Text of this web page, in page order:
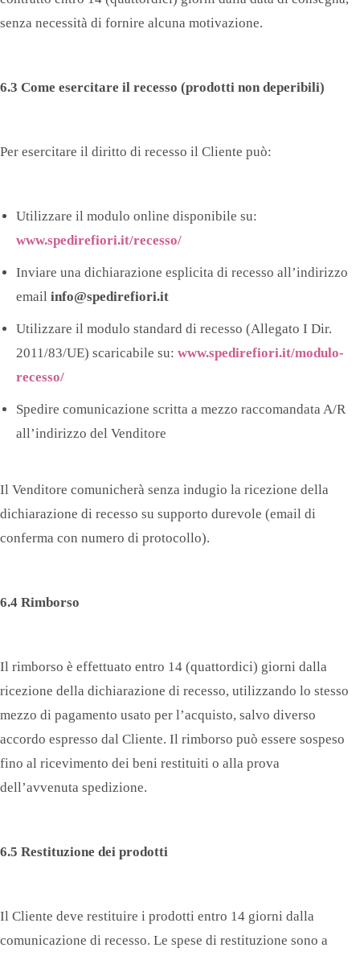
senza necessità di fornire alcuna motivazione.
6.3 Come esercitare il recesso (prodotti non deperibili)
Per esercitare il diritto di recesso il Cliente può:
Utilizzare il modulo online disponibile su:
www.spedirefiori.it/recesso/
Inviare una dichiarazione esplicita di recesso all’indirizzo
email info@spedirefiori.it
Utilizzare il modulo standard di recesso (Allegato I Dir.
2011/83/UE) scaricabile su: www.spedirefiori.it/modulo-
recesso/
Spedire comunicazione scritta a mezzo raccomandata A/R
all’indirizzo del Venditore
Il Venditore comunicherà senza indugio la ricezione della
dichiarazione di recesso su supporto durevole (email di
conferma con numero di protocollo).
6.4 Rimborso
Il rimborso è effettuato entro 14 (quattordici) giorni dalla
ricezione della dichiarazione di recesso, utilizzando lo stesso
mezzo di pagamento usato per l’acquisto, salvo diverso
accordo espresso dal Cliente. Il rimborso può essere sospeso
fino al ricevimento dei beni restituiti o alla prova
dell’avvenuta spedizione.
6.5 Restituzione dei prodotti
Il Cliente deve restituire i prodotti entro 14 giorni dalla
comunicazione di recesso. Le spese di restituzione sono a